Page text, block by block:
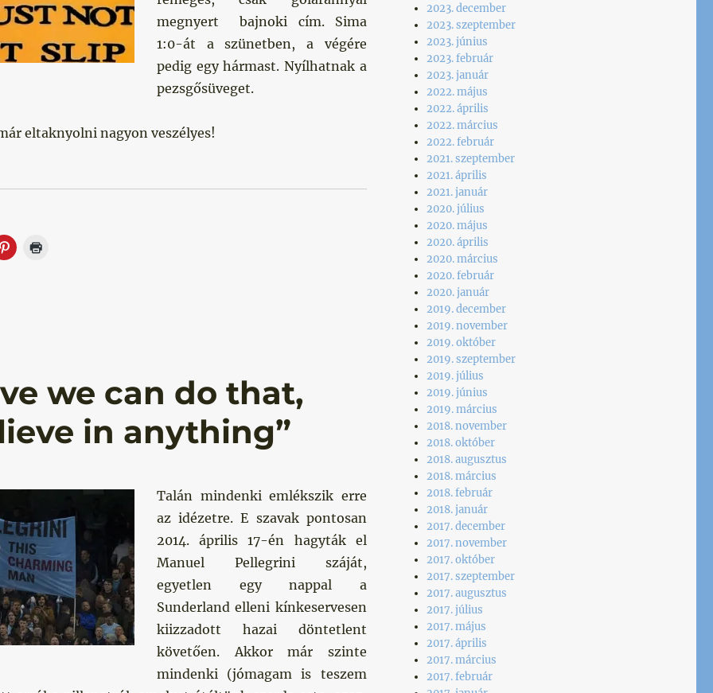
megnyert bajnoki cím. Sima
1:0-át a szünetben, a végére
pedig egy hármast. Nyílhatnak a
pezsgősüveget.
eltaknyolni nagyon veszélyes!
we can do that,
in anything”
Talán mindenki emlékszik erre
az idézetre. E szavak pontosan
2014. április 17-én hagyták el
Manuel Pellegrini száját,
egyetlen egy nappal a
Sunderland elleni kínkeservesen
kiizzadott hazai döntetlent
követően. Akkor már szinte
mindenki (jómagam is teszem
2023. december
2023. szeptember
2023. június
2023. február
2023. január
2022. május
2022. április
2022. március
2022. február
2021. szeptember
2021. április
2021. január
2020. július
2020. május
2020. április
2020. március
2020. február
2020. január
2019. december
2019. november
2019. október
2019. szeptember
2019. július
2019. június
2019. március
2018. november
2018. október
2018. augusztus
2018. március
2018. február
2018. január
2017. december
2017. november
2017. október
2017. szeptember
2017. augusztus
2017. július
2017. május
2017. április
2017. március
2017. február